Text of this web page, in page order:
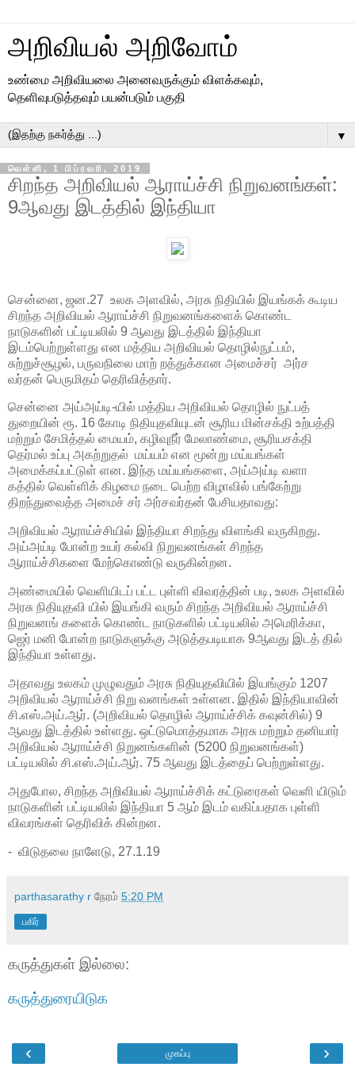
அறிவியல் அறிவோம்
உண்மை அறிவியலை அனைவருக்கும் விளக்கவும்,
தெளிவுபடுத்தவும் பயன்படும் பகுதி
▼
வெள்ளி, 1 பிப்ரவரி, 2019
சிறந்த அறிவியல் ஆராய்ச்சி நிறுவனங்கள்:
9ஆவது இடத்தில் இந்தியா
சென்னை, ஜன.27 உலக அளவில், அரசு நிதியில் இயங்கக் கூடிய
சிறந்த அறிவியல் ஆராய்ச்சி நிறுவனங்களைக் கொண்ட
நாடுகளின் பட்டியலில் 9 ஆவது இடத்தில் இந்தியா
இடம்பெற்றுள்ளது என மத்திய அறிவியல் தொழில்நுட்பம்,
சுற்றுச்சூழல், பருவநிலை மாற் றத்துக்கான அமைச்சர் அர்ச
வர்தன் பெருமிதம் தெரிவித்தார்.
சென்னை அய்அய்டி-யில் மத்திய அறிவியல் தொழில் நுட்பத்
துறையின் ரூ. 16 கோடி நிதியுதவியுடன் சூரிய மின்சக்தி உற்பத்தி
மற்றும் சேமித்தல் மையம், கழிவுநீர் மேலாண்மை, சூரியசக்தி
தெர்மல் உப்பு அகற்றுதல் மய்யம் என மூன்று மய்யங்கள்
அமைக்கப்பட்டுள் ளன. இந்த மய்யங்களை, அய்அய்டி வளா
கத்தில் வெள்ளிக் கிழமை நடை பெற்ற விழாவில் பங்கேற்று
திறந்துவைத்த அமைச் சர் அர்சவர்தன் பேசியதாவது:
அறிவியல் ஆராய்ச்சியில் இந்தியா சிறந்து விளங்கி வருகிறது.
அய்அய்டி போன்ற உயர் கல்வி நிறுவனங்கள் சிறந்த
ஆராய்ச்சிகளை மேற்கொண்டு வருகின்றன.
அண்மையில் வெளியிடப் பட்ட புள்ளி விவரத்தின் படி, உலக அளவில்
அரசு நிதியுதவி யில் இயங்கி வரும் சிறந்த அறிவியல் ஆராய்ச்சி
நிறுவனங் களைக் கொண்ட நாடுகளில் பட்டியலில் அமெரிக்கா,
ஜெர் மனி போன்ற நாடுகளுக்கு அடுத்தபடியாக 9ஆவது இடத் தில்
இந்தியா உள்ளது.
அதாவது உலகம் முழுவதும் அரசு நிதியுதவியில் இயங்கும் 1207
அறிவியல் ஆராய்ச்சி நிறு வனங்கள் உள்ளன. இதில் இந்தியாவின்
சி.எஸ்.அய்.ஆர். (அறிவியல் தொழில் ஆராய்ச்சிக் கவுன்சில்) 9
ஆவது இடத்தில் உள்ளது. ஒட்டுமொத்தமாக அரசு மற்றும் தனியார்
அறிவியல் ஆராய்ச்சி நிறுனங்களின் (5200 நிறுவனங்கள்)
பட்டியலில் சி.எஸ்.அய்.ஆர். 75 ஆவது இடத்தைப் பெற்றுள்ளது.
அதுபோல, சிறந்த அறிவியல் ஆராய்ச்சிக் கட்டுரைகள் வெளி யிடும்
நாடுகளின் பட்டியலில் இந்தியா 5 ஆம் இடம் வகிப்பதாக புள்ளி
விவரங்கள் தெரிவிக் கின்றன.
- விடுதலை நாளேடு, 27.1.19
parthasarathy r நேரம் 5:20 PM
பகிர்
கருத்துகள் இல்லை:
கருத்துரையிடுக
‹ ›
முகப்பு